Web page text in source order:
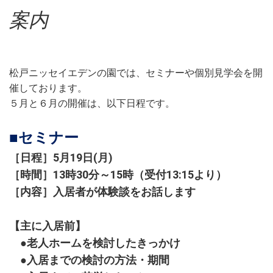
案内
松戸ニッセイエデンの園では、セミナーや個別見学会を開
催しております。
５月と６月の開催は、以下日程です。
■セミナー
［日程］5月19日(月)
［時間］13時30分～15時（受付13:15より）
［内容］入居者が体験談をお話します
【主に入居前】
●老人ホームを検討したきっかけ
●入居までの検討の方法・期間